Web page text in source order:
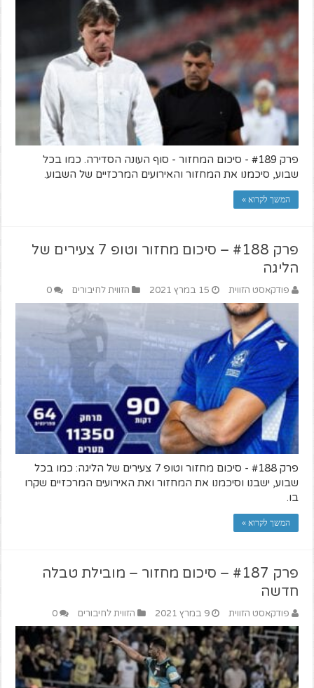
פרק #189 - סיכום המחזור - סוף העונה הסדירה. כמו בכל
שבוע, סיכמנו את המחזור והאירועים המרכזיים של השבוע.
המשך לקרוא »
פרק #188 – סיכום מחזור וטופ 7 צעירים של
הליגה
פודקאסט הזווית 15 במרץ 2021 הזווית לחיבורים 0
פרק #188 - סיכום מחזור וטופ 7 צעירים של הליגה: כמו בכל
שבוע, ישבנו וסיכמנו את המחזור ואת האירועים המרכזיים שקרו
בו.
המשך לקרוא »
פרק #187 – סיכום מחזור – מובילת טבלה
חדשה
פודקאסט הזווית 9 במרץ 2021 הזווית לחיבורים 0